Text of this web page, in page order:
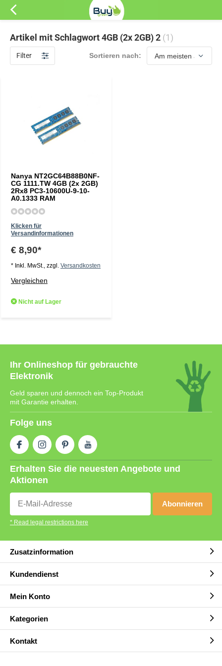
Artikel mit Schlagwort 4GB (2x 2GB) 2 (1)
Filter Sortieren nach:
Nanya NT2GC64B88B0NF-
CG 1111.TW 4GB (2x 2GB)
2Rx8 PC3-10600U-9-10-
A0.1333 RAM
Klicken für
Versandinformationen
€ 8,90*
* Inkl. MwSt., zzgl. Versandkosten
Vergleichen
Nicht auf Lager
Ihr Onlineshop für gebrauchte
Elektronik
Geld sparen und dennoch ein Top-Produkt
mit Garantie erhalten.
Folge uns
Erhalten Sie die neuesten Angebote und
Aktionen
Abonnieren
* Read legal restrictions here
Zusatzinformation
Kundendienst
Mein Konto
Kategorien
Kontakt